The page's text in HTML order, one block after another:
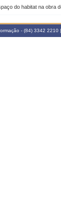
do habitat na obra
- (84) 3342